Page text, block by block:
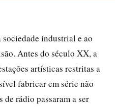
industrial e ao
Antes do século XX, a
artísticas restritas a
fabricar em série não
rádio passaram a ser